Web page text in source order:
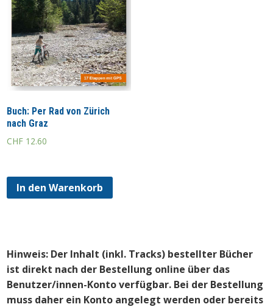
Buch: Per Rad von Zürich
nach Graz
CHF 12.60
In den Warenkorb
Hinweis: Der Inhalt (inkl. Tracks) bestellter Bücher
ist direkt nach der Bestellung online über das
Benutzer/innen-Konto verfügbar. Bei der Bestellung
muss daher ein Konto angelegt werden oder bereits